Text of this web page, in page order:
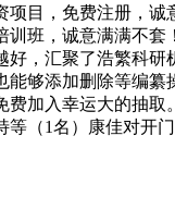
目，免费注册，
班，诚意满满不
，汇聚了浩繁科
够添加删除等编
加入幸运大的抽
（1名）康佳对开